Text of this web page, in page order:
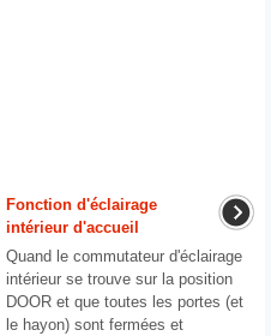
Fonction d'éclairage
intérieur d'accueil
Quand le commutateur d'éclairage
intérieur se trouve sur la position
DOOR et que toutes les portes (et
le hayon) sont fermées et